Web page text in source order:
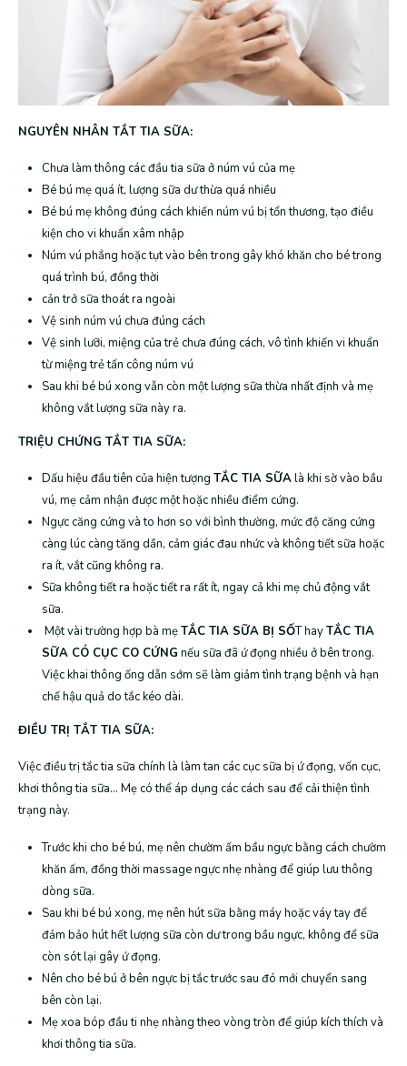
NGUYÊN NHÂN TẮT TIA SỮA:
Chưa làm thông các đầu tia sữa ở núm vú của mẹ
Bé bú mẹ quá ít, lượng sữa dư thừa quá nhiều
Bé bú mẹ không đúng cách khiến núm vú bị tổn thương, tạo điều
kiện cho vi khuẩn xâm nhập
Núm vú phẳng hoặc tụt vào bên trong gây khó khăn cho bé trong
quá trình bú, đồng thời
cản trở sữa thoát ra ngoài
Vệ sinh núm vú chưa đúng cách
Vệ sinh lưỡi, miệng của trẻ chưa đúng cách, vô tình khiến vi khuẩn
từ miệng trẻ tấn công núm vú
Sau khi bé bú xong vẫn còn một lượng sữa thừa nhất định và mẹ
không vắt lượng sữa này ra.
TRIỆU CHỨNG TẮT TIA SỮA:
Dấu hiệu đầu tiên của hiện tượng TẮC TIA SỮAlà khi sờ vào bầu
vú, mẹ cảm nhận được một hoặc nhiều điểm cứng.
Ngực căng cứng và to hơn so với bình thường, mức độ căng cứng
càng lúc càng tăng dần, cảm giác đau nhức và không tiết sữa hoặc
ra ít, vắt cũng không ra.
Sữa không tiết ra hoặc tiết ra rất ít, ngay cả khi mẹ chủ động vắt
sữa.
Một vài trường hợp bà mẹTẮC TIA SỮA BỊ SỐT hayTẮC TIA
SỮA CÓ CỤC CO CỨNG nếu sữa đã ứ đọng nhiều ở bên trong.
Việc khai thông ống dẫn sớm sẽ làm giảm tình trạng bệnh và hạn
chế hậu quả do tắc kéo dài.
ĐIỀU TRỊ TẮT TIA SỮA:
Việc điều trị tắc tia sữa chính là làm tan các cục sữa bị ứ đọng, vốn cục,
khơi thông tia sữa… Mẹ có thể áp dụng các cách sau để cải thiện tình
trạng này.
Trước khi cho bé bú, mẹ nên chườm ấm bầu ngực bằng cách chườm
khăn ấm, đồng thời massage ngực nhẹ nhàng để giúp lưu thông
dòng sữa.
Sau khi bé bú xong, mẹ nên hút sữa bằng máy hoặc váy tay để
đảm bảo hút hết lượng sữa còn dư trong bầu ngực, không để sữa
còn sót lại gây ứ đọng.
Nên cho bé bú ở bên ngực bị tắc trước sau đó mới chuyển sang
bên còn lại.
Mẹ xoa bóp đầu ti nhẹ nhàng theo vòng tròn để giúp kích thích và
khơi thông tia sữa.